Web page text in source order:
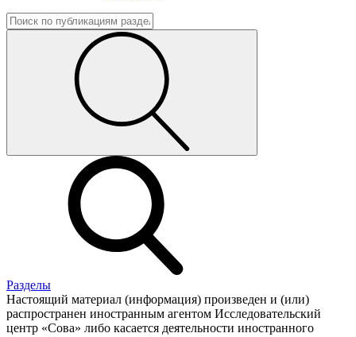
Разделы
Настоящий материал (информация) произведен и (или)
распространен иностранным агентом Исследовательский
центр «Сова» либо касается деятельности иностранного